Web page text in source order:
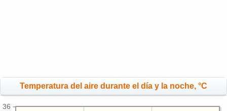
Temperatura del aire durante el día y la noche, °C
36